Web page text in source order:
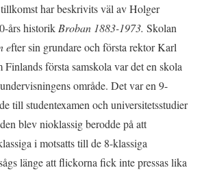
har beskrivits väl av Holger
års historik Broban 1883-1973. Skolan
efter sin grundare och första rektor Karl
Finlands första samskola var det en skola
område. Det var en 9-
till studentexamen och universitetsstudier
blev nioklassig berodde på att
i motsatts till de 8-klassiga
länge att flickorna fick inte pressas lika